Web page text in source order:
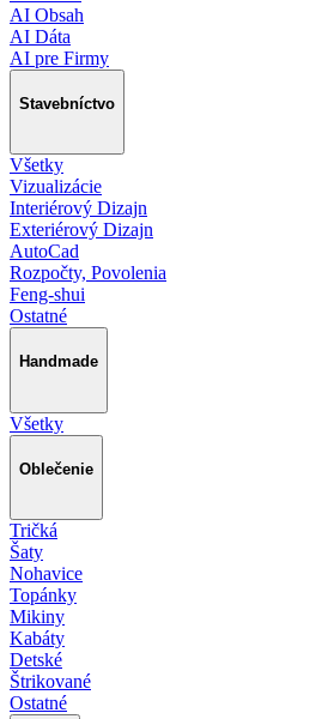
AI Obsah
AI Dáta
AI pre Firmy
Stavebníctvo
Všetky
Vizualizácie
Interiérový Dizajn
Exteriérový Dizajn
AutoCad
Rozpočty, Povolenia
Feng-shui
Ostatné
Handmade
Všetky
Oblečenie
Tričká
Šaty
Nohavice
Topánky
Mikiny
Kabáty
Detské
Štrikované
Ostatné